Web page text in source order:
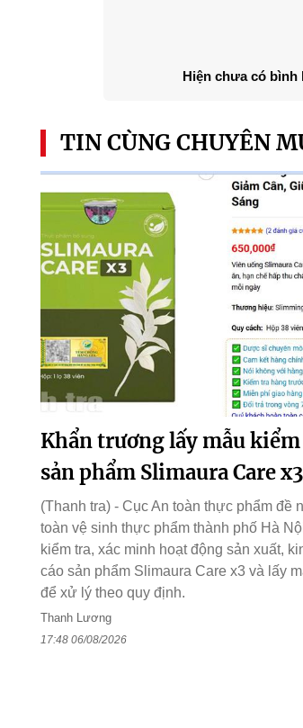
Hiện chưa có
TIN CÙNG CHUYÊN
Khẩn trương lấy mẫu
sản phẩm Slimaura Care x3
(Thanh tra) - Cục An toàn thực phẩm đề
toàn vệ sinh thực phẩm thành phố Hà
kiểm tra, xác minh hoạt động sản xuất,
cáo sản phẩm Slimaura Care x3 và lấy
để xử lý theo quy định.
Thanh Lương
17:48 06/08/2026